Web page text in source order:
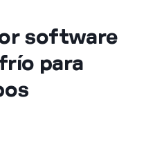
software
para